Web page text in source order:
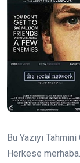
Bu Yazıyı
Herkese